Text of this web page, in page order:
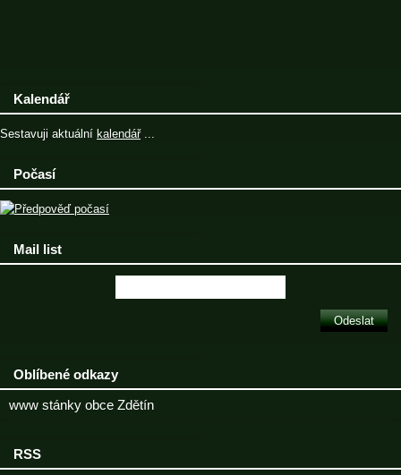
Kalendář
Sestavuji aktuální kalendář...
Počasí
Mail list
Oblíbené odkazy
www stánky obce Zdětín
RSS